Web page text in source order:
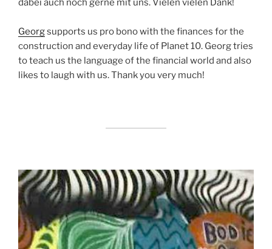
dabei auch noch gerne mit uns. Vielen vielen Dank!
Georgsupports us pro bono with the finances for the
construction and everyday life of Planet 10. Georg tries
to teach us the language of the financial world and also
likes to laugh with us. Thank you very much!